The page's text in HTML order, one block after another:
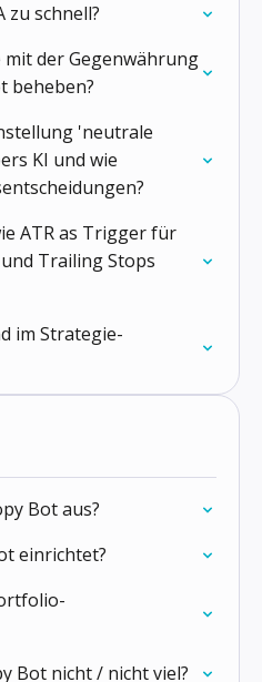
zu schnell?
der Gegenwährung
beheben?
'neutrale
KI und wie
ATR as Trigger für
Trailing Stops
im Strategie-
Bot aus?
einrichtet?
Bot nicht / nicht viel?